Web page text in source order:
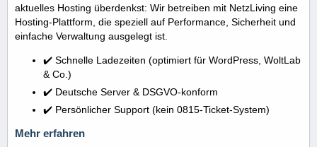
aktuelles Hosting überdenkst: Wir betreiben mit NetzLiving eine
Hosting-Plattform, die speziell auf Performance, Sicherheit und
einfache Verwaltung ausgelegt ist.
✔️ Schnelle Ladezeiten (optimiert für WordPress, WoltLab
& Co.)
✔️ Deutsche Server & DSGVO-konform
✔️ Persönlicher Support (kein 0815-Ticket-System)
Mehr erfahren